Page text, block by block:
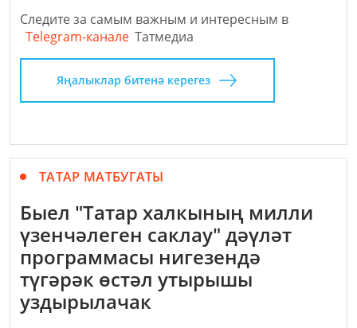
Следите за самым важным и интересным в
Telegram-канале Татмедиа
Яңалыклар битенә керегез
ТАТАР МАТБУГАТЫ
Быел "Татар халкының милли
үзенчәлеген саклау" дәүләт
программасы нигезендә
түгәрәк өстәл утырышы
уздырылачак